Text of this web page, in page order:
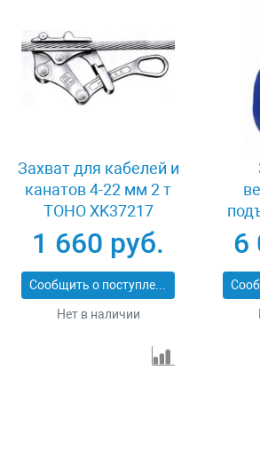
Захват для кабелей и
канатов 4-22 мм 2 т
TOHO XK37217
1 660 руб.
Сообщить о поступлении
Нет в наличии
6